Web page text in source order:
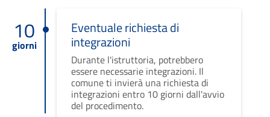
10
giorni
Eventuale richiesta di
integrazioni
Durante l'istruttoria, potrebbero
essere necessarie integrazioni. Il
comune ti invierà una richiesta di
integrazioni entro 10 giorni dall'avvio
del procedimento.